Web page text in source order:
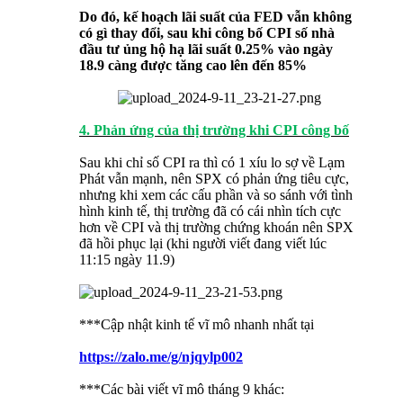
Do đó, kế hoạch lãi suất của FED vẫn không
có gì thay đổi, sau khi công bố CPI số nhà
đầu tư ủng hộ hạ lãi suất 0.25% vào ngày
18.9 càng được tăng cao lên đến 85%
4. Phản ứng của thị trường khi CPI công bố
Sau khi chỉ số CPI ra thì có 1 xíu lo sợ về Lạm
Phát vẫn mạnh, nên SPX có phản ứng tiêu cực,
nhưng khi xem các cấu phần và so sánh với tình
hình kinh tế, thị trường đã có cái nhìn tích cực
hơn về CPI và thị trường chứng khoán nên SPX
đã hồi phục lại (khi người viết đang viết lúc
11:15 ngày 11.9)
***Cập nhật kinh tế vĩ mô nhanh nhất tại
https://zalo.me/g/njqylp002
***Các bài viết vĩ mô tháng 9 khác: